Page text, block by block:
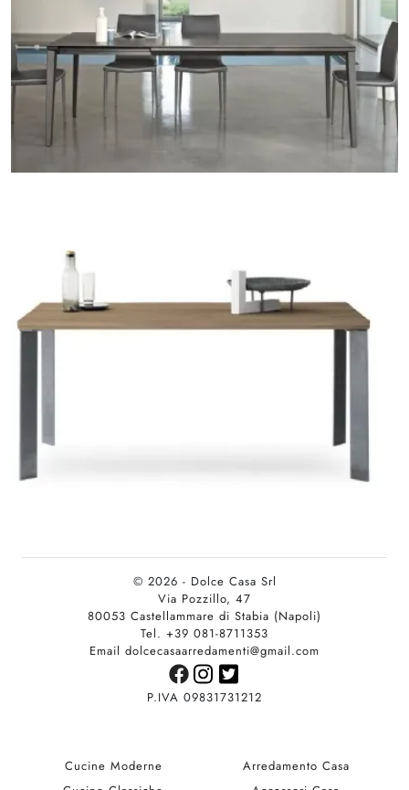
© 2026 - Dolce Casa Srl
Via Pozzillo, 47
80053 Castellammare di Stabia (Napoli)
Tel. +39 081-8711353
Email dolcecasaarredamenti@gmail.com
P.IVA 09831731212
Cucine Moderne
Arredamento Casa